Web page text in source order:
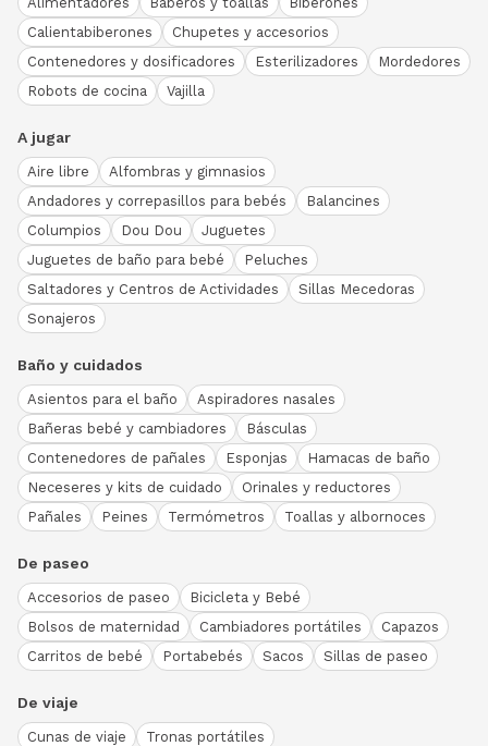
Calientabiberones
Chupetes y accesorios
Contenedores y dosificadores
Esterilizadores
Mordedores
Robots de cocina
Vajilla
A jugar
Aire libre
Alfombras y gimnasios
Andadores y correpasillos para bebés
Balancines
Columpios
Dou Dou
Juguetes
Juguetes de baño para bebé
Peluches
Saltadores y Centros de Actividades
Sillas Mecedoras
Sonajeros
Baño y cuidados
Asientos para el baño
Aspiradores nasales
Bañeras bebé y cambiadores
Básculas
Contenedores de pañales
Esponjas
Hamacas de baño
Neceseres y kits de cuidado
Orinales y reductores
Pañales
Peines Termómetros Toallas y albornoces
De paseo
Accesorios de paseo
Bicicleta y Bebé
Bolsos de maternidad
Cambiadores portátiles
Capazos
Carritos de bebé
Portabebés Sacos Sillas de paseo
De viaje
Cunas de viaje Tronas portátiles